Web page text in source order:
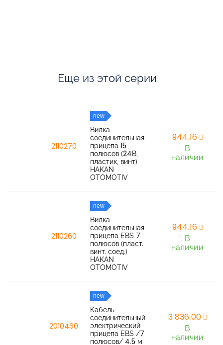
Еще из этой серии
2110270
new
Вилка
соединительная
прицепа 15
полюсов (24В,
пластик, винт)
HAKAN
OTOMOTIV
944,16
В
наличии
2110260
new
Вилка
соединительная
прицепа EBS 7
полюсов (пласт.
винт. соед.)
HAKAN
OTOMOTIV
944,16
В
наличии
2010460
new
Кабель
соединительный
электрический
прицепа EBS /7
полюсов/ 4.5 м
3 836,00
В
наличии